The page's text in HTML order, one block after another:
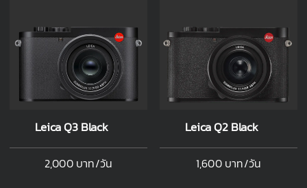
Leica Q3 Black
2,000 บาท/วัน
Leica Q2 Black
1,600 บาท/วัน